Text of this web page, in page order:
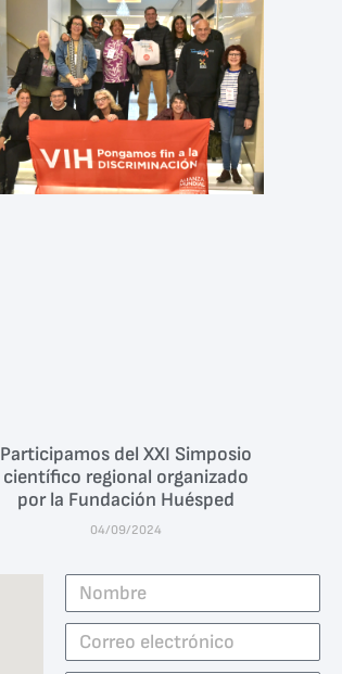
Participamos del XXI Simposio
científico regional organizado
por la Fundación Huésped
04/09/2024